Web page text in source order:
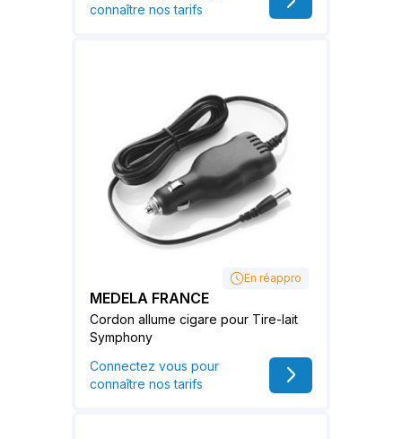
connaître nos tarifs
En réappro
MEDELA FRANCE
Cordon allume cigare pour Tire-lait
Symphony
Connectez vous pour
connaître nos tarifs